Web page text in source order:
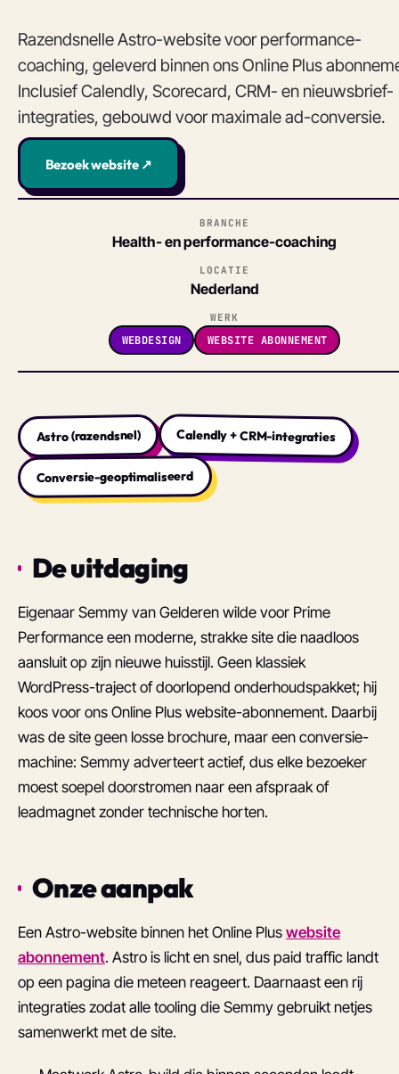
Razendsnelle Astro-website voor performance-
coaching, geleverd binnen ons Online Plus
Inclusief Calendly, Scorecard, CRM- en nieuwsbrief-
integraties, gebouwd voor maximale ad-conversie.
Bezoek website ↗
BRANCHE
Health- en performance-coaching
LOCATIE
Nederland
WERK
WEBDESIGN WEBSITE ABONNEMENT
Astro (razendsnel) Calendly + CRM-integraties
Conversie-geoptimaliseerd
De uitdaging
Eigenaar Semmy van Gelderen wilde voor Prime
Performance een moderne, strakke site die naadloos
aansluit op zijn nieuwe huisstijl. Geen klassiek
WordPress-traject of doorlopend onderhoudspakket; hij
koos voor ons Online Plus website-abonnement. Daarbij
was de site geen losse brochure, maar een conversie-
machine: Semmy adverteert actief, dus elke bezoeker
moest soepel doorstromen naar een afspraak of
leadmagnet zonder technische horten.
Onze aanpak
Een Astro-website binnen het Online Plus website
abonnement. Astro is licht en snel, dus paid traffic landt
op een pagina die meteen reageert. Daarnaast een rij
integraties zodat alle tooling die Semmy gebruikt netjes
samenwerkt met de site.